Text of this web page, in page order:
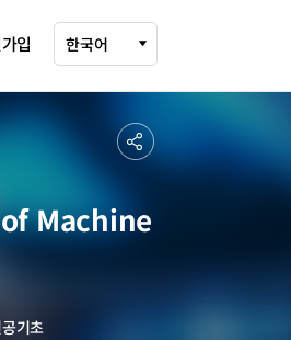
입 다국어 설정 선택
한국어
공
기
Machine
기초